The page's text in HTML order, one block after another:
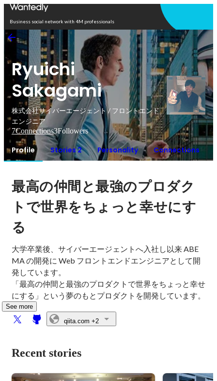
Business social network with 4M professionals
Ryuichi
Sakagami
株式会社サイバーエージェント / フロントエンド
エンジニア
7Connections3Followers
Profile Stories 2 Personality Connections
最高の仲間と最強のプロダク
トで世界をちょっと幸せにす
る
大学卒業後、サイバーエージェントへ入社し以来 ABE
MA の開発に Web フロントエンドエンジニアとして開
発しています。
「最高の仲間と最強のプロダクトで世界をちょっと幸せ
にする」という夢のもとプロダクトを開発しています。
See more
qiita.com +2
Recent stories